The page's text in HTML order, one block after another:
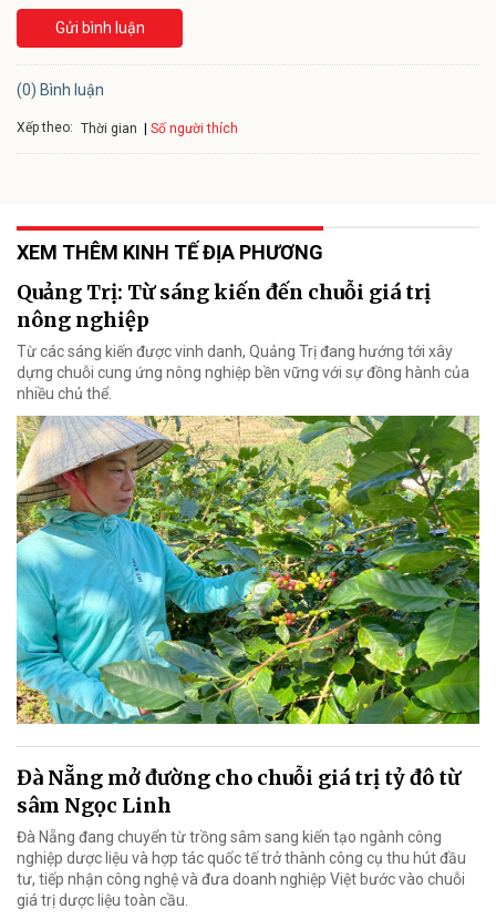
Gửi bình luận
(0) Bình luận
Xếp theo: Thời gian Số người thích
XEM THÊM KINH TẾ ĐỊA PHƯƠNG
Quảng Trị: Từ sáng kiến đến chuỗi giá trị
nông nghiệp
Từ các sáng kiến được vinh danh, Quảng Trị đang hướng tới xây
dựng chuỗi cung ứng nông nghiệp bền vững với sự đồng hành của
nhiều chủ thể.
Đà Nẵng mở đường cho chuỗi giá trị tỷ đô từ
sâm Ngọc Linh
Đà Nẵng đang chuyển từ trồng sâm sang kiến tạo ngành công
nghiệp dược liệu và hợp tác quốc tế trở thành công cụ thu hút đầu
tư, tiếp nhận công nghệ và đưa doanh nghiệp Việt bước vào chuỗi
giá trị dược liệu toàn cầu.